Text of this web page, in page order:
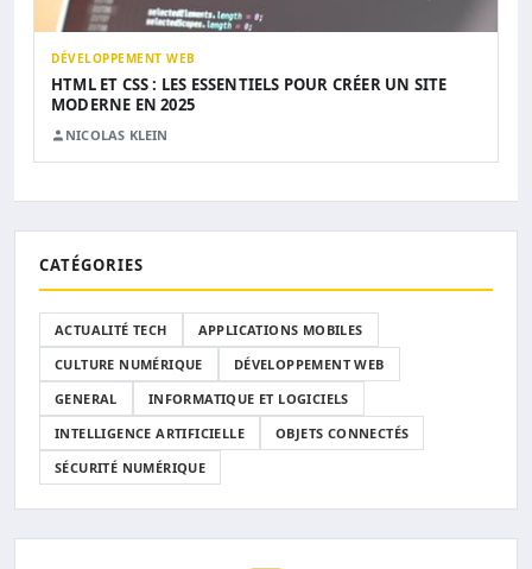
DÉVELOPPEMENT WEB
HTML ET CSS : LES ESSENTIELS POUR CRÉER UN SITE
MODERNE EN 2025
NICOLAS KLEIN
CATÉGORIES
ACTUALITÉ TECH
APPLICATIONS MOBILES
CULTURE NUMÉRIQUE
DÉVELOPPEMENT WEB
GENERAL
INFORMATIQUE ET LOGICIELS
INTELLIGENCE ARTIFICIELLE
OBJETS CONNECTÉS
SÉCURITÉ NUMÉRIQUE